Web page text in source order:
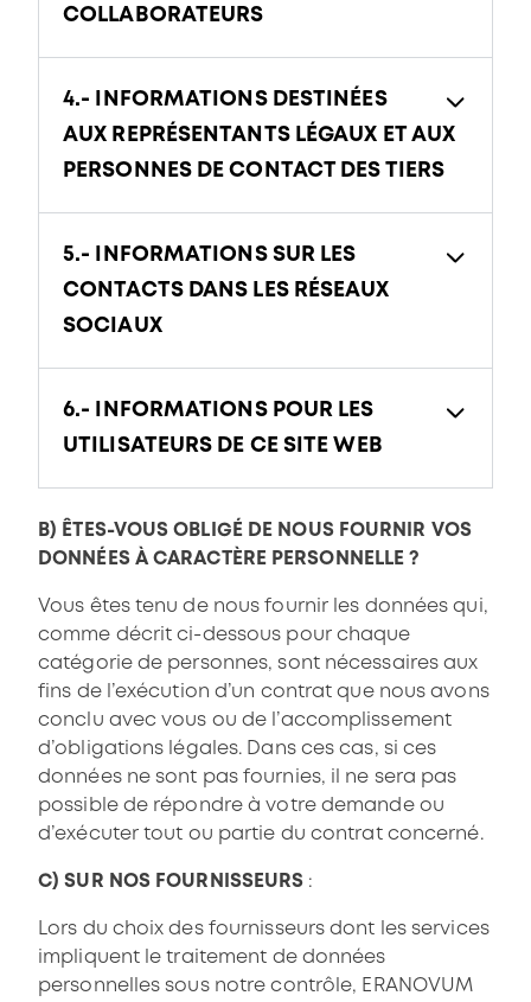
COLLABORATEURS
4.- INFORMATIONS DESTINÉES
AUX REPRÉSENTANTS LÉGAUX ET AUX
PERSONNES DE CONTACT DES TIERS
5.- INFORMATIONS SUR LES
CONTACTS DANS LES RÉSEAUX
SOCIAUX
6.- INFORMATIONS POUR LES
UTILISATEURS DE CE SITE WEB
B) ÊTES-VOUS OBLIGÉ DE NOUS FOURNIR VOS
DONNÉES À CARACTÈRE PERSONNELLE ?
Vous êtes tenu de nous fournir les données qui,
comme décrit ci-dessous pour chaque
catégorie de personnes, sont nécessaires aux
fins de l’exécution d’un contrat que nous avons
conclu avec vous ou de l’accomplissement
d’obligations légales. Dans ces cas, si ces
données ne sont pas fournies, il ne sera pas
possible de répondre à votre demande ou
d’exécuter tout ou partie du contrat concerné.
C) SUR NOS FOURNISSEURS :
Lors du choix des fournisseurs dont les services
impliquent le traitement de données
personnelles sous notre contrôle, ERANOVUM